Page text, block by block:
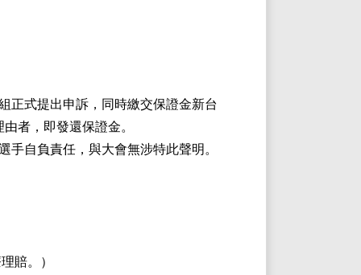
正式提出申訴，同時繳交保證金新台
者，即發還保證金。
自負責任，與大會無涉特此聲明。
賠。）